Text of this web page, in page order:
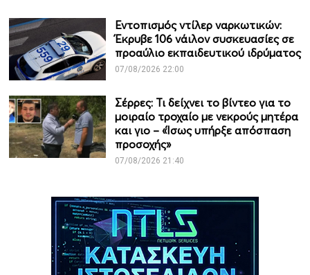
Εντοπισμός ντίλερ ναρκωτικών:
Έκρυβε 106 νάιλον συσκευασίες σε
προαύλιο εκπαιδευτικού ιδρύματος
07/08/2026 22:00
Σέρρες: Τι δείχνει το βίντεο για το
μοιραίο τροχαίο με νεκρούς μητέρα
και γιο – «Ίσως υπήρξε απόσπαση
προσοχής»
07/08/2026 21:40